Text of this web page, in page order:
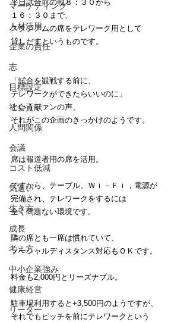
マーケティング
人材活用
企業の責任
志
目標設定
社会貢献
人間関係
会議
コスト低減
気遣い
生き方
成長
考え方
中小企業強み
健康経営
リーダー
平日試合前の朝８：３０から
１６：３０まで、
スタジアムの席をテレワーク用として
貸しだすというものです。
「試合を観戦する前に、
テレワークができたらいいのに」
というファンの声、
それがこの企画のきっかけのようです。
席は報道者用の席を活用。
ですから、テーブル、Ｗｉ－Ｆｉ，電源が
完備され、テレワークをするには
全く問題ない環境です。
隣の席とも一席は慣れていて、
ソーシャルディスタンス対応もＯＫです。
料金も2,000円とリーズナブル。
駐車場利用すると+3,500円のようですが、
それでもピッチを前にテレワークという